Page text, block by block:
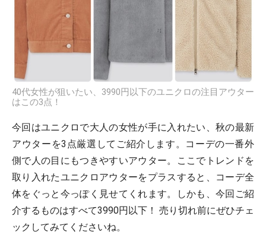
40代女性が狙いたい、3990円以下のユニクロの注目アウター
はこの3点！
今回はユニクロで大人の女性が手に入れたい、秋の最新
アウターを3点厳選してご紹介します。コーデの一番外
側で人の目にもつきやすいアウター。ここでトレンドを
取り入れたユニクロアウターをプラスすると、コーデ全
体をぐっと今っぽく見せてくれます。しかも、今回ご紹
介するものはすべて3990円以下！ 売り切れ前にぜひチェ
ックしてみてくださいね。